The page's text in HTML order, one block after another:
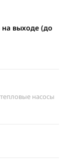
на выходе (до
насосы